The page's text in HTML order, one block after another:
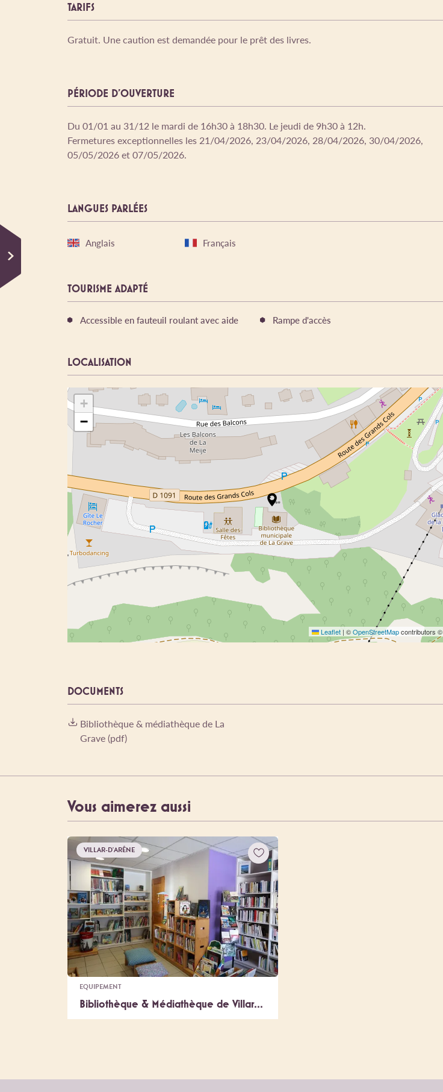
TARIFS
Gratuit. Une caution est demandée pour le prêt des livres.
PÉRIODE D'OUVERTURE
Du 01/01 au 31/12 le mardi de 16h30 à 18h30. Le jeudi de 9h30 à 12h.
Fermetures exceptionnelles les 21/04/2026, 23/04/2026, 28/04/2026, 30/04/2026,
05/05/2026 et 07/05/2026.
LANGUES PARLÉES
Anglais Français
TOURISME ADAPTÉ
Accessible en fauteuil roulant avec aide Rampe d'accès
LOCALISATION
+
−
Leaflet | ©OpenStreetMapcontributors ©
DOCUMENTS
Bibliothèque & médiathèque de La
Grave (pdf)
Vous aimerez aussi
VILLAR-D'ARÊNE
EQUIPEMENT
Bibliothèque & Médiathèque de Villar...